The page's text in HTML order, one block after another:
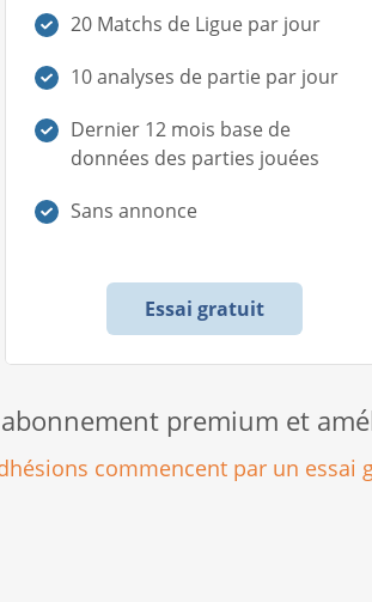
20 Matchs de Ligue par jour
10 analyses de partie par jour
Dernier 12 mois base de
données des parties jouées
Sans annonce
Essai gratuit
premium et
commencent par un essai